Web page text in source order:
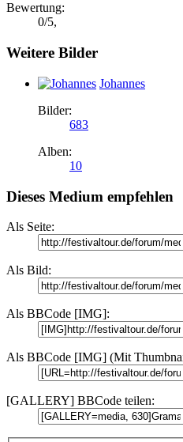
Bewertung:
0/5,
Weitere Bilder
Johannes
Bilder:
683
Alben:
10
Dieses Medium empfehlen
Als Seite:
Als Bild:
Als BBCode [IMG]:
Als BBCode [IMG] (Mit
[GALLERY] BBCode teilen: